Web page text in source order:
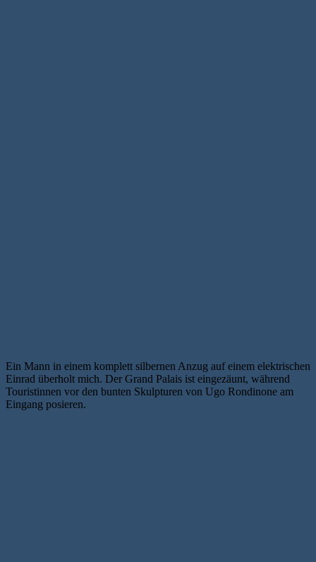
Ein Mann in einem komplett silbernen Anzug auf einem elektrischen
Einrad überholt mich. Der Grand Palais ist eingezäunt, während
Touristinnen vor den bunten Skulpturen von Ugo Rondinone am
Eingang posieren.